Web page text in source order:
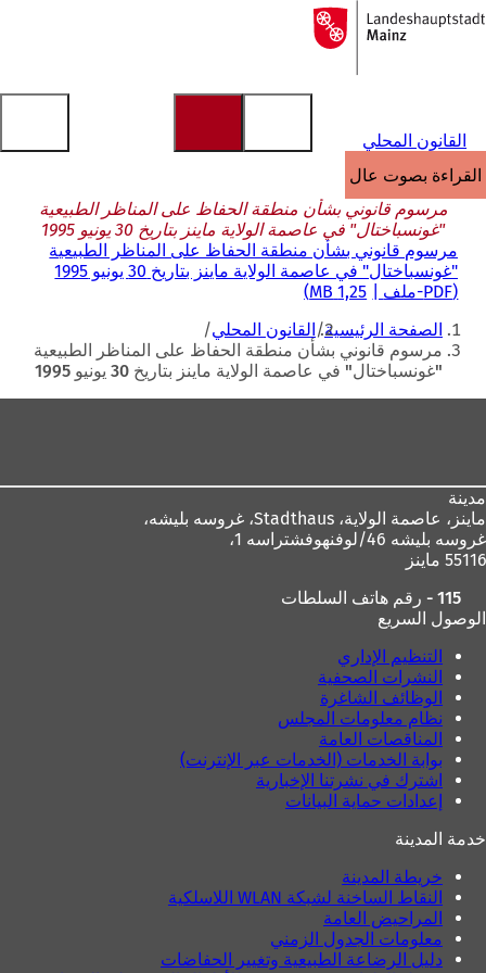
الانتقال إلى المحتوى
إلى
الصفحة
القانون المحلي
القراءة بصوت عالٍ
مرسوم قانوني بشأن منطقة الحفاظ على المناظر الطبيعية
"غونسباختال" في عاصمة الولاية ماينز بتاريخ 30 يونيو 1995
مرسوم قانوني بشأن منطقة الحفاظ على المناظر الطبيعية
"غونسباختال" في عاصمة الولاية ماينز بتاريخ 30 يونيو 1995
PDF-ملف 1,25 MB
أنت
هنا
الصفحة الرئيسية القانون المحلي
مرسوم قانوني بشأن منطقة الحفاظ على المناظر الطبيعية
"غونسباختال" في عاصمة الولاية ماينز بتاريخ 30 يونيو 1995
مدينة
ماينز، عاصمة الولاية،
غروسه بليشه 46/لوفنهوفشتراسه 1،
55116 ماينز
115 - رقم هاتف السلطات
الوصول السريع
التنظيم الإداري
النشرات الصحفية
الوظائف الشاغرة
نظام معلومات المجلس
المناقصات العامة
بوابة الخدمات (الخدمات عبر الإنترنت)
اشترك في نشرتنا الإخبارية
إعدادات حماية البيانات
خدمة المدينة
خريطة المدينة
النقاط الساخنة لشبكة WLAN اللاسلكية
المراحيض العامة
معلومات الجدول الزمني
دليل الرضاعة الطبيعية وتغيير الحفاضات